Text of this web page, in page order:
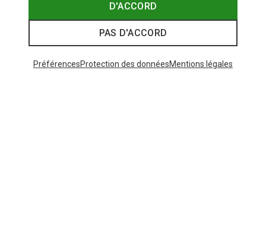
D'ACCORD
PAS D'ACCORD
PréférencesProtection des donnéesMentions légales